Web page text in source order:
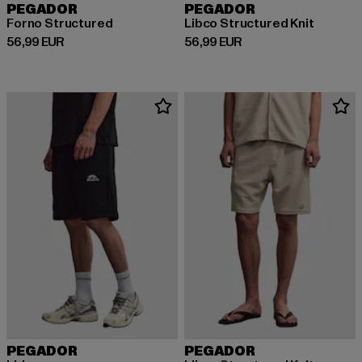
PEGADOR
Forno Structured
56,99 EUR
Derzeitiger Preis: 56,99 EUR
PEGADOR
Libco Structured Knit
56,99 EUR
Derzeitiger Preis: 56,99 EUR
PEGADOR PEGADOR